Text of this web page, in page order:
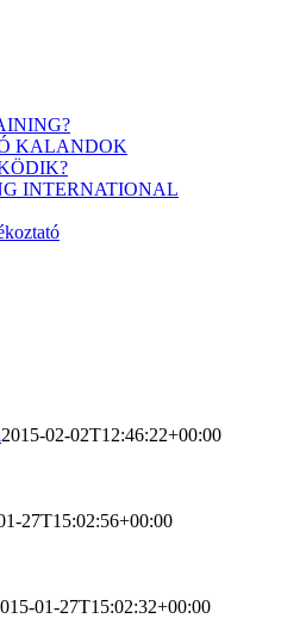
KALANDOK
INTERNATIONAL
2015-02-02T12:46:22+00:00
27T15:02:56+00:00
01-27T15:02:32+00:00